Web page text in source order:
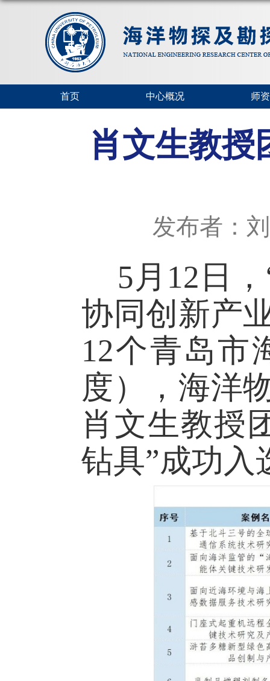
首页 中心概况 师
肖文生教授
发布者：
5 月 12 日，
协同创新产
12个青岛市
度），海洋
肖文生教授
钻具”成功入